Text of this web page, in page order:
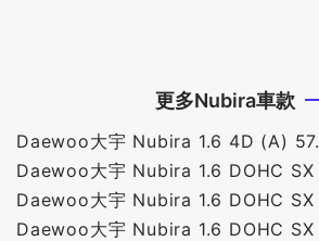
更多Nubira車款
Daewoo大宇 Nubira 1.6 4D (A)
Daewoo大宇 Nubira 1.6 DOHC SX
@ 58.8萬
Daewoo大宇 Nubira 1.6 DOHC SX
@ 53.8萬
Daewoo大宇 Nubira 1.6 DOHC SX